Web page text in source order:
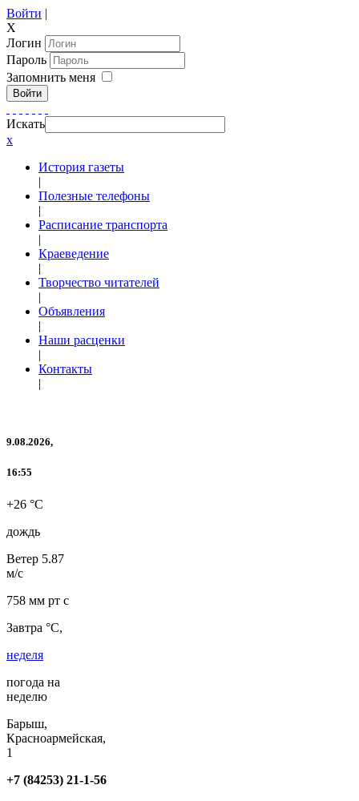
Войти |
X
Логин
Пароль
Запомнить меня
Войти
Искать
x
История газеты
|
Полезные телефоны
|
Расписание транспорта
|
Краеведение
|
Творчество читателей
|
Объявления
|
Наши расценки
|
Контакты
|
9.08.2026,
16:55
+26 °C
дождь
Ветер 5.87
м/с
758 мм рт с
Завтра °C,
неделя
погода на
неделю
Барыш,
Красноармейская,
1
+7 (84253) 21-1-56